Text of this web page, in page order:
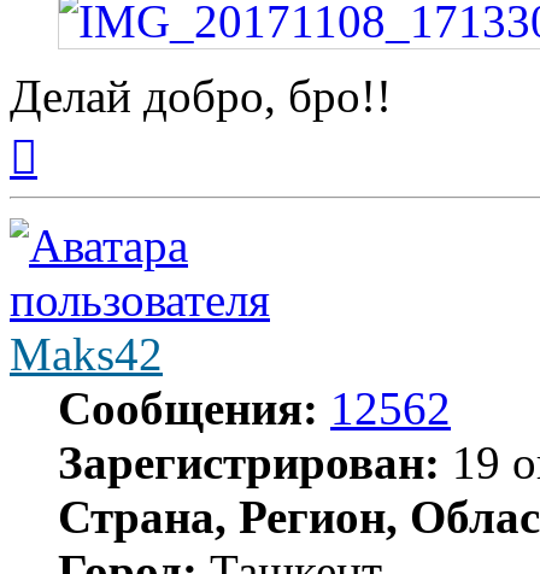
Делай добро, бро!!
началу
Maks42
Сообщения: 12562
Зарегистрирован: 19
Страна, Регион,